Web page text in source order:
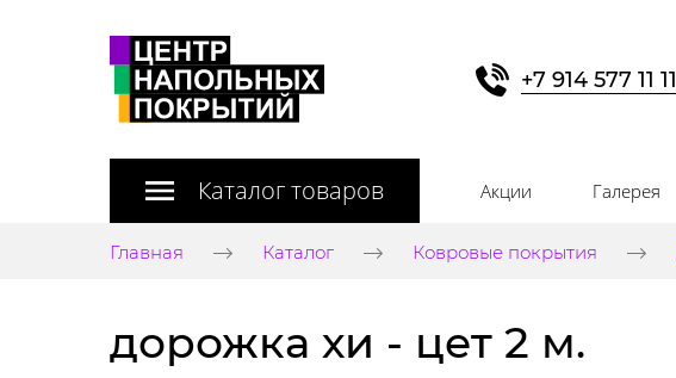
+7 914 577 11 11
Каталог товаров Акции Галерея
Главная Каталог Ковровые покрытия
дорожка хи - цет 2 м.